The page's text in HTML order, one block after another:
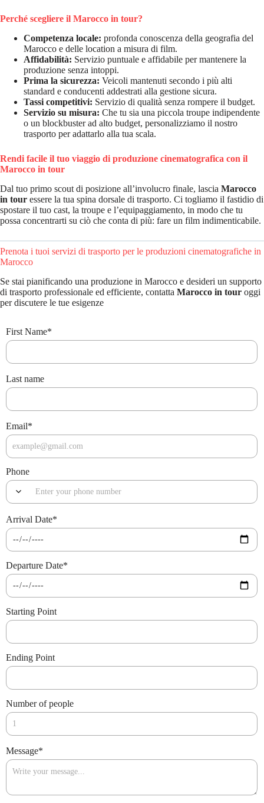
Perché scegliere il Marocco in tour?
Competenza locale: profonda conoscenza della geografia del
Marocco e delle location a misura di film.
Affidabilità: Servizio puntuale e affidabile per mantenere la
produzione senza intoppi.
Prima la sicurezza: Veicoli mantenuti secondo i più alti
standard e conducenti addestrati alla gestione sicura.
Tassi competitivi: Servizio di qualità senza rompere il budget.
Servizio su misura: Che tu sia una piccola troupe indipendente
o un blockbuster ad alto budget, personalizziamo il nostro
trasporto per adattarlo alla tua scala.
Rendi facile il tuo viaggio di produzione cinematografica con il
Marocco in tour
Dal tuo primo scout di posizione all’involucro finale, lascia Marocco
in tour essere la tua spina dorsale di trasporto. Ci togliamo il fastidio di
spostare il tuo cast, la troupe e l’equipaggiamento, in modo che tu
possa concentrarti su ciò che conta di più: fare un film indimenticabile.
Prenota i tuoi servizi di trasporto per le produzioni cinematografiche in
Marocco
Se stai pianificando una produzione in Marocco e desideri un supporto
di trasporto professionale ed efficiente, contatta Marocco in tour oggi
per discutere le tue esigenze
First Name*
Last name
Email*
Phone
Arrival Date*
Departure Date*
Starting Point
Ending Point
Number of people
Message*